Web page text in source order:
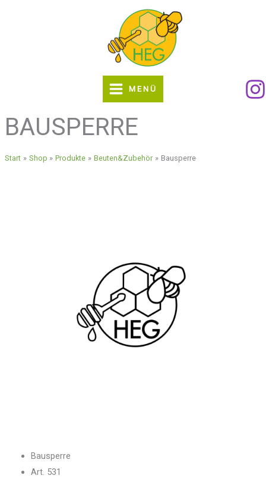
MENÜ
BAUSPERRE
Start Shop Produkte Beuten&Zubehör Bausperre
Bausperre
Art. 531